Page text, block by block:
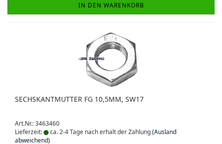
IN DEN WARENKORB
SECHSKANTMUTTER FG 10,5MM, SW17
Art.Nr.: 3463460
Lieferzeit:
ca. 2-4 Tage nach erhalt der Zahlung(Ausland
abweichend)